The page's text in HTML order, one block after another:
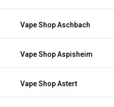
Vape Shop Aschbach
Vape Shop Aspisheim
Vape Shop Astert